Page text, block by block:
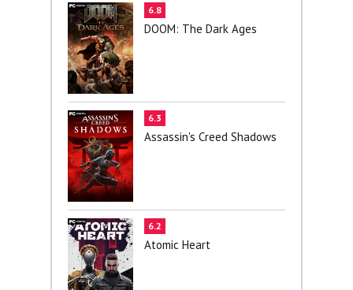
6.8
DOOM: The Dark Ages
6.3
Assassin's Creed Shadows
6.2
Atomic Heart